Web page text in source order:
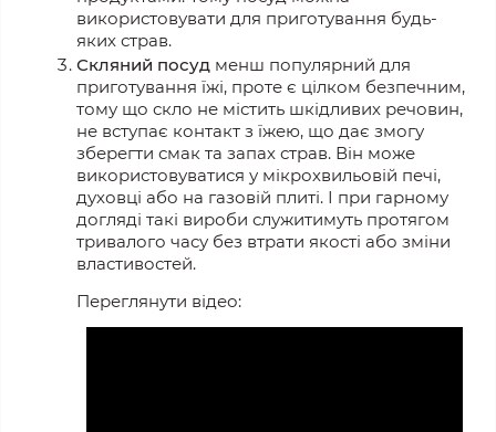
використовувати для приготування будь-
яких страв.
Скляний посуд менш популярний для
приготування їжі, проте є цілком безпечним,
тому що скло не містить шкідливих речовин,
не вступає контакт з їжею, що дає змогу
зберегти смак та запах страв. Він може
використовуватися у мікрохвильовій печі,
духовці або на газовій плиті. І при гарному
догляді такі вироби служитимуть протягом
тривалого часу без втрати якості або зміни
властивостей.
Переглянути відео: